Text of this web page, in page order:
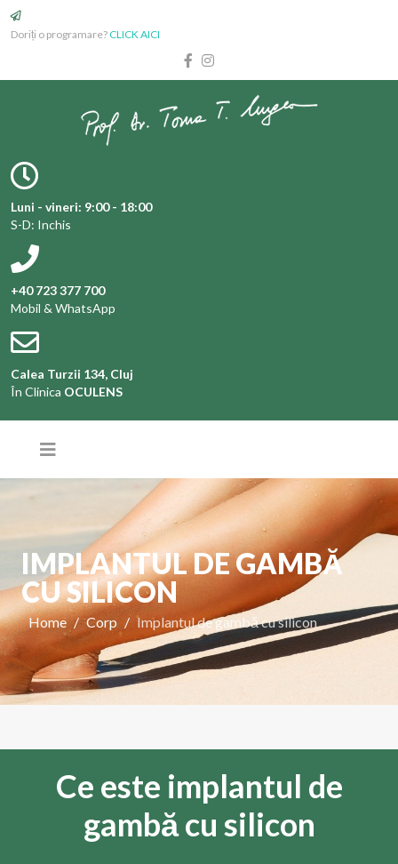
Doriți o programare? CLICK AICI
Luni - vineri: 9:00 - 18:00
S-D: Inchis
+40 723 377 700
Mobil & WhatsApp
Calea Turzii 134, Cluj
În Clinica OCULENS
IMPLANTUL DE GAMBĂ
CU SILICON
Home Corp Implantul de gambă cu silicon
Ce este implantul de
gambă cu silicon